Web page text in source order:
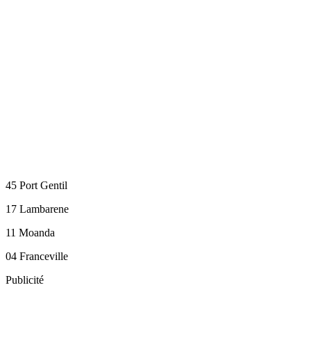
45 Port Gentil
17 Lambarene
11 Moanda
04 Franceville
Publicité